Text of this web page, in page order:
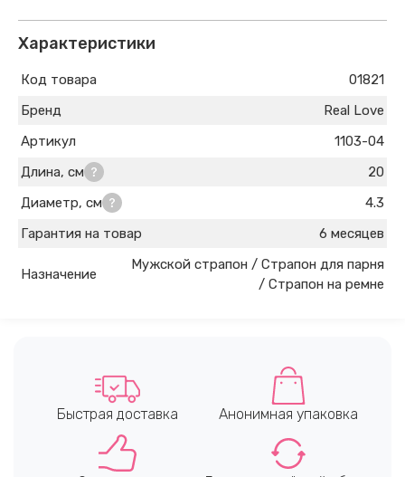
Характеристики
Код товара
01821
Бренд
Real Love
Артикул
1103-04
Длина, см
20
Диаметр, см
4.3
Гарантия на товар
6 месяцев
Назначение
Мужской страпон / Страпон для парня
/ Страпон на ремне
Быстрая доставка Анонимная упаковка